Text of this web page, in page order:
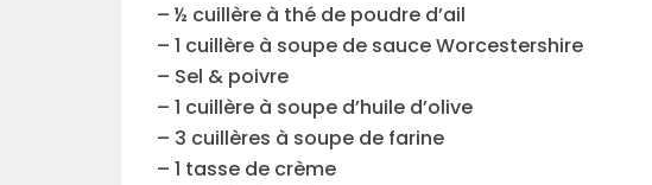
– ½ cuillère à thé de poudre d’ail
– 1 cuillère à soupe de sauce Worcestershire
– Sel & poivre
– 1 cuillère à soupe d’huile d’olive
– 3 cuillères à soupe de farine
– 1 tasse de crème